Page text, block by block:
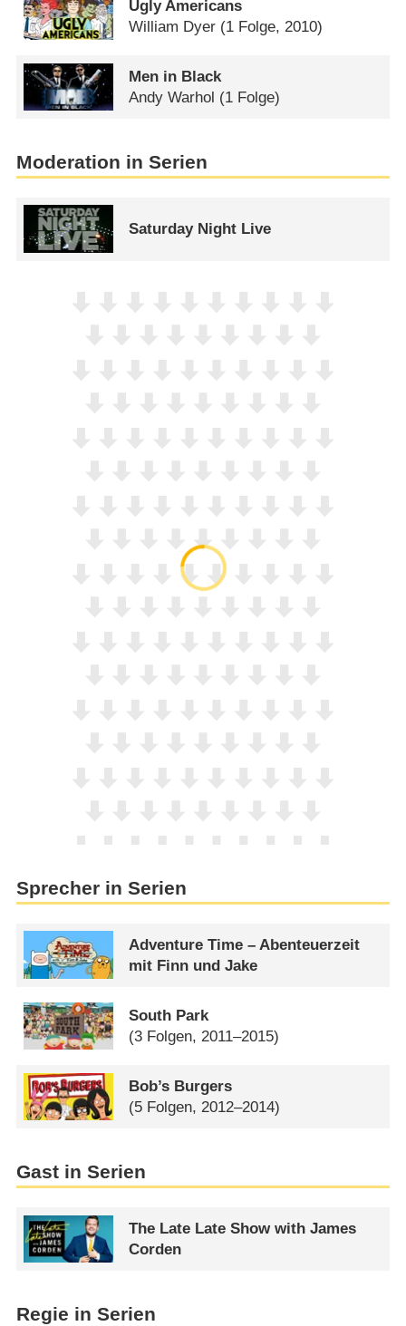
Ugly Americans
William Dyer (1 Folge, 2010)
Men in Black
Andy Warhol (1 Folge)
Moderation in Serien
Saturday Night Live
Sprecher in Serien
Adventure Time – Abenteuerzeit
mit Finn und Jake
South Park
(3 Folgen, 2011–2015)
Bob’s Burgers
(5 Folgen, 2012–2014)
Gast in Serien
The Late Late Show with James
Corden
Regie in Serien